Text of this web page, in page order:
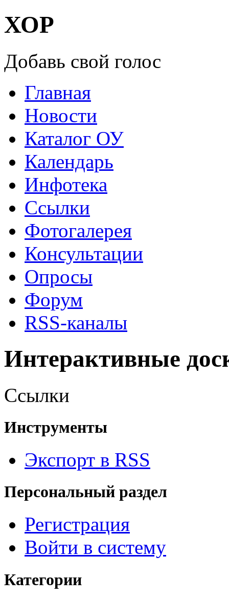
ХОР
Добавь свой голос
Главная
Новости
Каталог ОУ
Календарь
Инфотека
Ссылки
Фотогалерея
Консультации
Опросы
Форум
RSS-каналы
Интерактивные
Ссылки
Инструменты
Экспорт в RSS
Персональный раздел
Регистрация
Войти в систему
Категории